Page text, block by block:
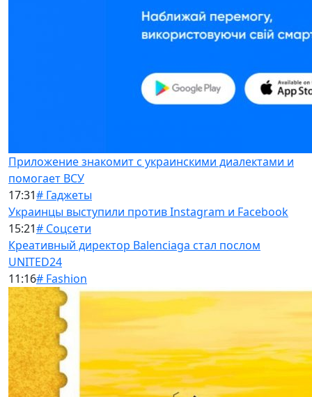
Приложение знакомит с украинскими диалектами и
помогает ВСУ
17:31# Гаджеты
Украинцы выступили против Instagram и Facebook
15:21# Соцсети
Креативный директор Balenciaga стал послом
UNITED24
11:16# Fashion